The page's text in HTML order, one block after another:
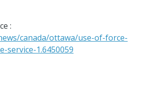
:
canada/ottawa/use-of-force-
service-1.6450059